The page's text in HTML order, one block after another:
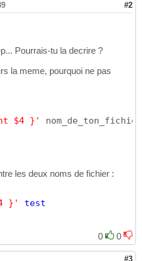
#2
Pourrais-tu la decrire ?
la meme, pourquoi ne pas
$4 }' nom_de_ton_fichier
les deux noms de fichier :
}' test
0 0
#3